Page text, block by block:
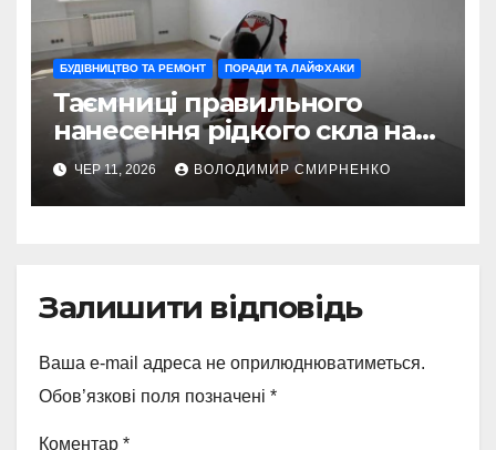
БУДІВНИЦТВО ТА РЕМОНТ ПОРАДИ ТА ЛАЙФХАКИ
Таємниці правильного
нанесення рідкого скла на
бетон
ЧЕР 11, 2026 ВОЛОДИМИР СМИРНЕНКО
Залишити відповідь
Ваша e-mail адреса не оприлюднюватиметься.
Обов’язкові поля позначені *
Коментар *